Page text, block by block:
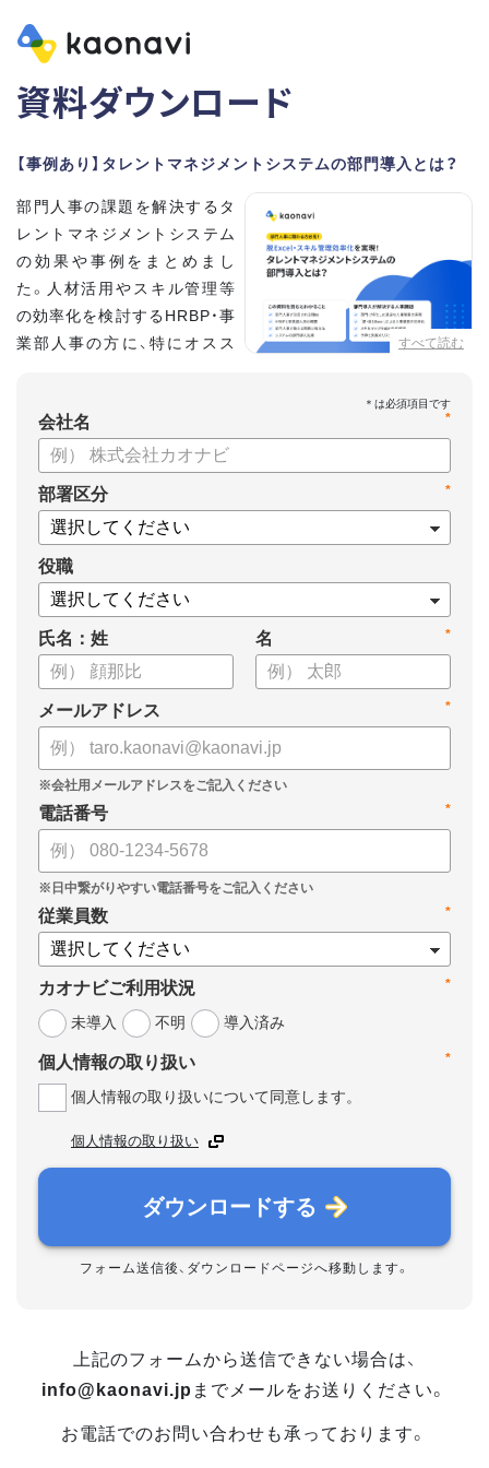
資料ダウンロード
【事例あり】タレントマネジメントシステムの部門導入とは？
すべて読む
部門人事の課題を解決するタ
レントマネジメントシステム
の効果や事例をまとめまし
た。人材活用やスキル管理等
の効率化を検討するHRBP・事
業部人事の方に、特にオスス
【資料の内容】
・部門人事が抱える問題とその解決法
・タレントマネジメントシステムの部門導入するメリット
・スキル管理をはじめとする企業のシステム活用事例
*
会社名
*
部署区分
役職
氏名：姓 *
名
*
メールアドレス
*
電話番号
*
従業員数
*
カオナビご利用状況
未導入
不明 導入済み
*
個人情報の取り扱い
個人情報の取り扱いについて同意します。
個人情報の取り扱い
ダウンロードする
フォーム送信後、ダウンロードページへ移動します。
上記のフォームから送信できない場合は、
info@kaonavi.jp までメールをお送りください。
お電話でのお問い合わせも承っております。